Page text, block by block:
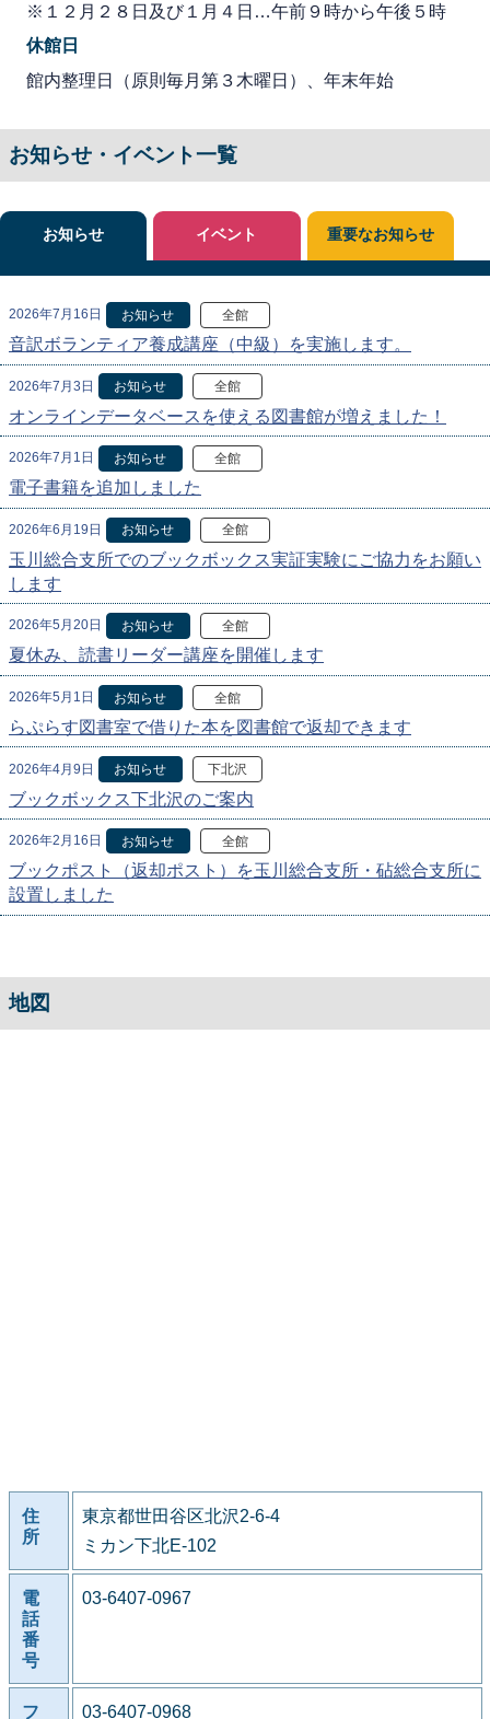
※１２月２８日及び１月４日…午前９時から午後５時
休館日
館内整理日（原則毎月第３木曜日）、年末年始
お知らせ・イベント一覧
お知らせ
2026年7月16日 お知らせ 全館
音訳ボランティア養成講座（中級）を実施します。
2026年7月3日 お知らせ 全館
オンラインデータベースを使える図書館が増えました！
2026年7月1日 お知らせ 全館
電子書籍を追加しました
2026年6月19日 お知らせ 全館
玉川総合支所でのブックボックス実証実験にご協力をお願い
します
2026年5月20日 お知らせ 全館
夏休み、読書リーダー講座を開催します
2026年5月1日 お知らせ 全館
らぷらす図書室で借りた本を図書館で返却できます
2026年4月9日 お知らせ 下北沢
ブックボックス下北沢のご案内
2026年2月16日 お知らせ 全館
ブックポスト（返却ポスト）を玉川総合支所・砧総合支所に
設置しました
イベント 重要なお知らせ
地図
住
所
東京都世田谷区北沢2-6-4
ミカン下北E-102
電
話
番
号
03-6407-0967
フ 03-6407-0968